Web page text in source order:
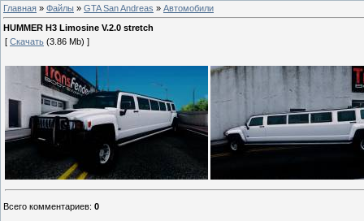
Главная » Файлы » GTA San Andreas » Автомобили
HUMMER H3 Limosine V.2.0 stretch
[ Скачать (3.86 Mb) ]
Всего комментариев: 0